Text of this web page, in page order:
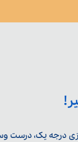
درجه یک، درست